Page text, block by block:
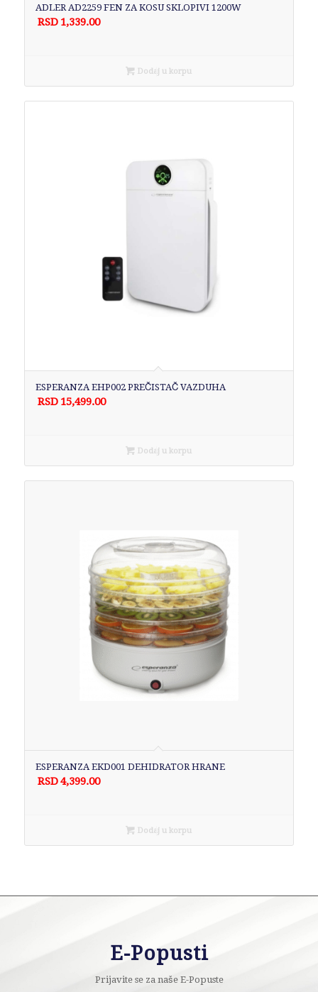
ADLER AD2259 FEN ZA KOSU SKLOPIVI 1200W
RSD 1,339.00
Dodaj u korpu
ESPERANZA EHP002 PREČISTAČ VAZDUHA
RSD 15,499.00
Dodaj u korpu
ESPERANZA EKD001 DEHIDRATOR HRANE
RSD4,399.00
Dodaj u korpu
E-Popusti
Prijavite se za naše E-Popuste